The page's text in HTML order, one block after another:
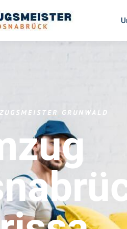
GRUNWALD